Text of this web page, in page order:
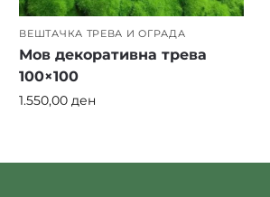
ВЕШТАЧКА ТРЕВА И ОГРАДА
Мов декоративна трева
100×100
1.550,00ден